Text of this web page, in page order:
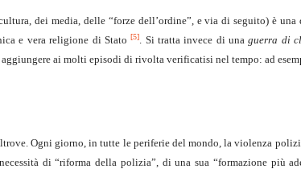
dei media, delle “forze dell’ordine”, e via di seguito) è una
e vera religione di Stato[5] . Si tratta invece di unaguerra di
ai molti episodi di rivolta verificatisi nel tempo: ad
Ogni giorno, in tutte le periferie del mondo, la violenza
di “riforma della polizia”, di una sua “formazione più